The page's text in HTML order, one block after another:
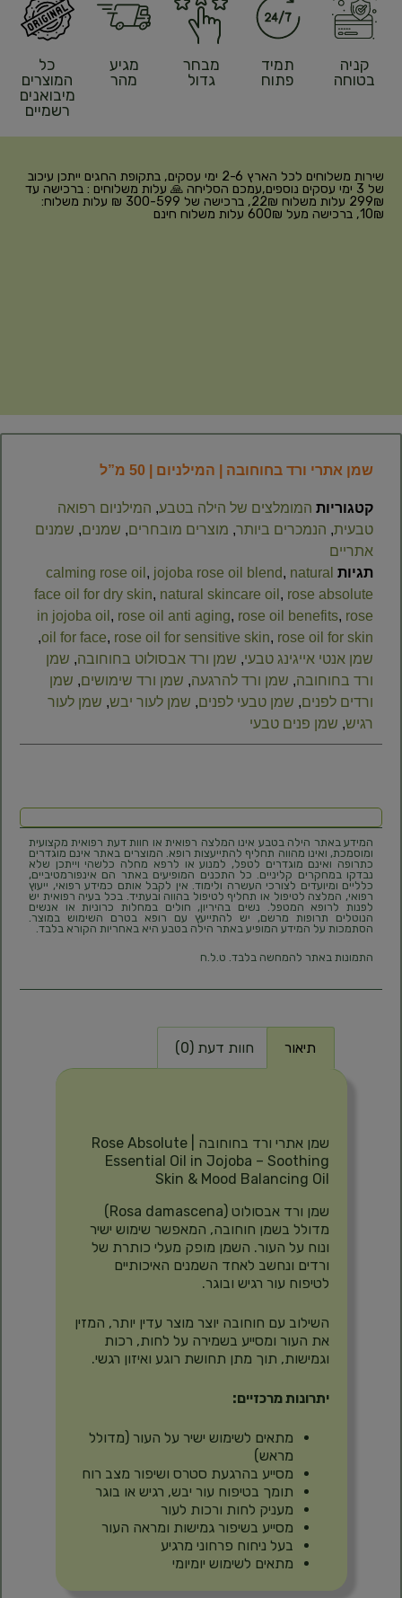
קניה
בטוחה
תמיד
פתוח
מבחר
גדול
מגיע
מהר
כל
המוצרים
מיבואנים
רשמיים
שירות משלוחים לכל הארץ 2-6 ימי עסקים, בתקופת החגים ייתכן עיכוב
של 3 ימי עסקים נוספים,עמכם הסליחה 🙏 עלות משלוחים : ברכישה עד
299₪ עלות משלוח 22₪, ברכישה של 300-599 ₪ עלות משלוח:
10₪, ברכישה מעל 600₪ עלות משלוח חינם
שמן אתרי ורד בחוחובה | המילניום | 50 מ”ל
קטגוריות המומלצים של הילה בטבע, המילניום רפואה
טבעית, הנמכרים ביותר, מוצרים מובחרים, שמנים, שמנים
אתריים
תגיות
calming rose oil , jojoba rose oil blend, natural
face oil for dry skin, natural skincare oil , rose absolute
in jojoba oil , rose oil anti aging, rose oil benefits, rose
oil for face, rose oil for sensitive skin, rose oil for skin
,
שמן אנטי אייגינג טבעי, שמן ורד אבסולוט בחוחובה, שמן
ורד בחוחובה, שמן ורד להרגעה, שמן ורד שימושים, שמן
ורדים לפנים, שמן טבעי לפנים, שמן לעור יבש, שמן לעור
רגיש, שמן פנים טבעי
המידע באתר הילה בטבע אינו המלצה רפואית או חוות דעת רפואית מקצועית
ומוסמכת, ואינו מהווה תחליף להתייעצות רופא. המוצרים באתר אינם מוגדרים
כתרופה ואינם מוגדרים לטפל, למנוע או לרפא מחלה כלשהי וייתכן שלא
נבדקו במחקרים קליניים. כל התכנים המופיעים באתר הם אינפורמטיביים,
כלליים ומיועדים לצורכי העשרה ולימוד. אין לקבל אותם כמידע רפואי, ייעוץ
רפואי, המלצה לטיפול או תחליף לטיפול בהווה ובעתיד. בכל בעיה רפואית יש
לפנות לרופא המטפל. נשים בהיריון, חולים במחלות כרוניות או אנשים
הנוטלים תרופות מרשם, יש להתייעץ עם רופא בטרם השימוש במוצר.
הסתמכות על המידע המופיע באתר הילה בטבע היא באחריות הקורא בלבד.
התמונות באתר להמחשה בלבד. ט.ל.ח
תיאור חוות דעת (0)
שמן אתרי ורד בחוחובה | Rose Absolute
Essential Oil in Jojoba – Soothing
Skin & Mood Balancing Oil
שמן ורד אבסולוט (Rosa damascena)
מדולל בשמן חוחובה, המאפשר שימוש ישיר
ונוח על העור. השמן מופק מעלי כותרת של
ורדים ונחשב לאחד השמנים האיכותיים
לטיפוח עור רגיש ובוגר.
השילוב עם חוחובה יוצר מוצר עדין יותר, המזין
את העור ומסייע בשמירה על לחות, רכות
וגמישות, תוך מתן תחושת רוגע ואיזון רגשי.
יתרונות מרכזיים:
מתאים לשימוש ישיר על העור (מדולל
מראש)
מסייע בהרגעת סטרס ושיפור מצב רוח
תומך בטיפוח עור יבש, רגיש או בוגר
מעניק לחות ורכות לעור
מסייע בשיפור גמישות ומראה העור
בעל ניחוח פרחוני מרגיע
מתאים לשימוש יומיומי